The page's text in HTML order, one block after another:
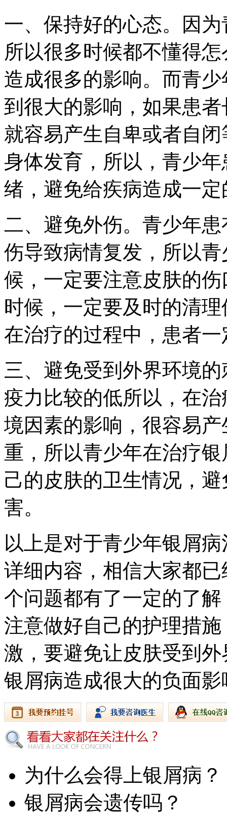
一、保持好的心态。因
所以很多时候都不懂得
造成很多的影响。而青
到很大的影响，如果患
就容易产生自卑或者自
身体发育，所以，青少
绪，避免给疾病造成一
二、避免外伤。青少年
伤导致病情复发，所以
候，一定要注意皮肤的
时候，一定要及时的清
在治疗的过程中，患者
三、避免受到外界环境
疫力比较的低所以，在
境因素的影响，很容易
重，所以青少年在治疗
己的皮肤的卫生情况，
害。
以上是对于青少年银屑
详细内容，相信大家都
个问题都有了一定的了
注意做好自己的护理措
激，要避免让皮肤受到
银屑病造成很大的负面影
为什么会得上银屑病？
银屑病会遗传吗？